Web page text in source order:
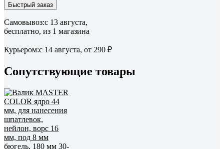
Быстрый заказ
Самовывоз:c 13 августа,
бесплатно, из 1 магазина
Курьером:c 14 августа, от 290 ₽
Сопутствующие товары